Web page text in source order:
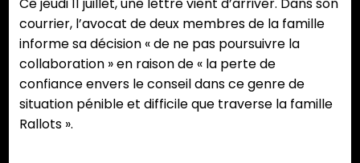
courrier, l’avocat de deux membres de la famille
informe sa décision « de ne pas poursuivre la
collaboration » en raison de « la perte de
confiance envers le conseil dans ce genre de
situation pénible et difficile que traverse la famille
Rallots ».